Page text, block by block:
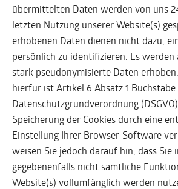
übermittelten Daten werden von uns
letzten Nutzung unserer Website(s)
erhobenen Daten dienen nicht dazu,
persönlich zu identifizieren. Es werden
stark pseudonymisierte Daten
hierfür ist Artikel 6 Absatz 1
Datenschutzgrundverordnung
Speicherung der Cookies durch eine
Einstellung Ihrer Browser-Software
weisen Sie jedoch darauf hin, dass Sie
gegebenenfalls nicht sämtliche
Website(s) vollumfänglich werden